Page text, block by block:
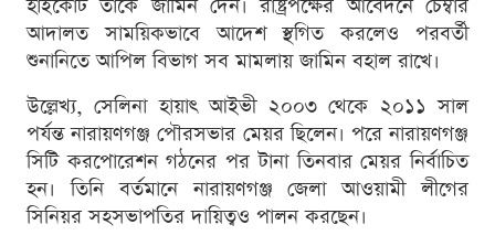
হাইকোর্ট তাকে জামিন দেন। রাষ্ট্রপক্ষের আবেদনে চেম্বার
আদালত সাময়িকভাবে আদেশ স্থগিত করলেও পরবর্তী
শুনানিতে আপিল বিভাগ সব মামলায় জামিন বহাল রাখে।
উল্লেখ্য, সেলিনা হায়াৎ আইভী ২০০৩ থেকে ২০১১ সাল
পর্যন্ত নারায়ণগঞ্জ পৌরসভার মেয়র ছিলেন। পরে নারায়ণগঞ্জ
সিটি করপোরেশন গঠনের পর টানা তিনবার মেয়র নির্বাচিত
হন। তিনি বর্তমানে নারায়ণগঞ্জ জেলা আওয়ামী লীগের
সিনিয়র সহসভাপতির দায়িত্বও পালন করছেন।